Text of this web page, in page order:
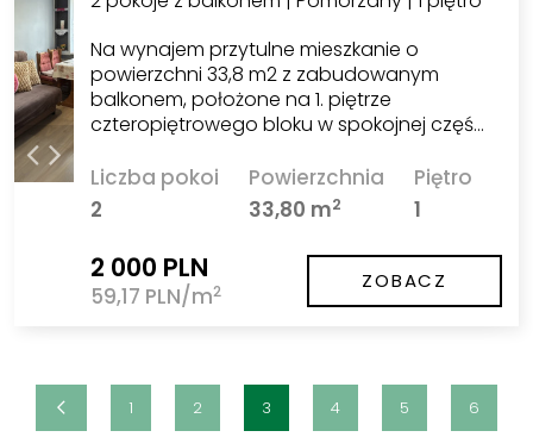
Na wynajem przytulne mieszkanie o
powierzchni 33,8 m2 z zabudowanym
balkonem, położone na 1. piętrze
czteropiętrowego bloku w spokojnej częś…
Liczba pokoi
2
Powierzchnia
33,80 m2
Piętro
1
2 000 PLN
59,17 PLN/m2 ZOBACZ
1 2 3 4 5 6